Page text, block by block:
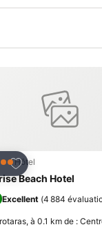
Ajouter à mes
Hôtel
Beach Hotel
Excellent (4 884
à 0.1 km de :